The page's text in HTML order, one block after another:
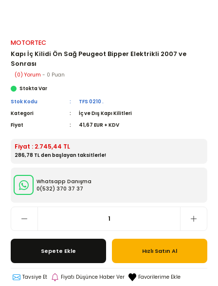
MOTORTEC
Kapı İç Kilidi Ön Sağ Peugeot Bipper Elektrikli 2007 ve
Sonrası
(0) Yorum - 0 Puan
Stokta Var
Stok Kodu
TFS 0210 .
Kategori
İç ve Dış Kapı Kilitleri
Fiyat
41,67 EUR + KDV
Fiyat : 2.745,44 TL
286,78 TL den başlayan taksitlerle!
Whatsapp Danışma
0(532) 370 37 37
Sepete Ekle Hızlı Satın Al
Tavsiye Et Fiyatı Düşünce Haber Ver